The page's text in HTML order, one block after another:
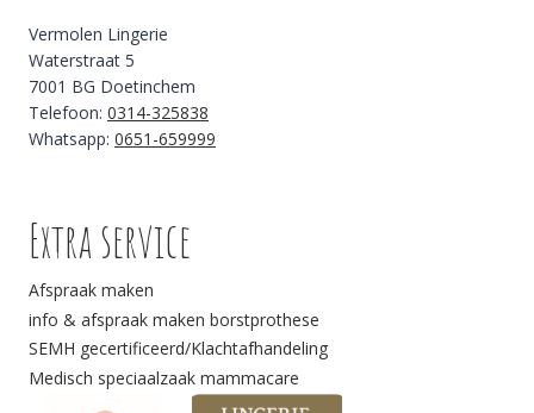
Vermolen Lingerie
Waterstraat 5
7001 BG Doetinchem
Telefoon: 0314-325838
Whatsapp: 0651-659999
Extra service
Afspraak maken
info & afspraak maken borstprothese
SEMH gecertificeerd/Klachtafhandeling
Medisch speciaalzaak mammacare